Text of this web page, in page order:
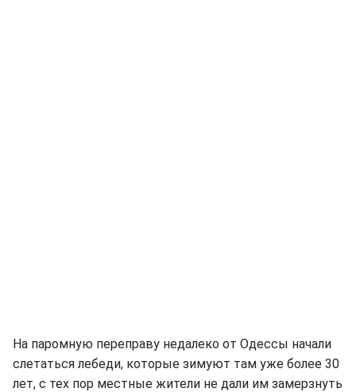
На паромную переправу недалеко от Одессы начали
слетаться лебеди, которые зимуют там уже более 30
лет, с тех пор местные жители не дали им замерзнуть